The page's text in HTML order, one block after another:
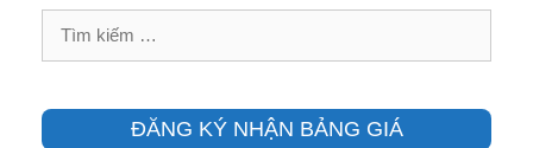
Tìm
ĐĂNG KÝ NHẬN BẢNG GIÁ